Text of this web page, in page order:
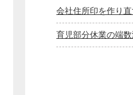
会社住所印を作り
育児部分休業の端